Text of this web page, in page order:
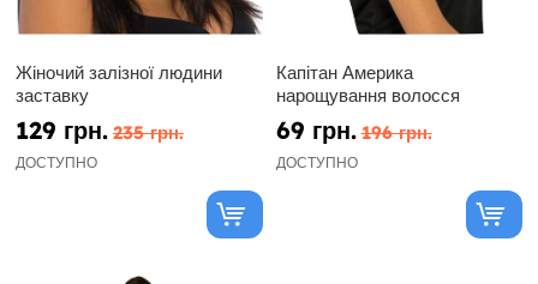
Жіночий залізної людини
заставку
129 грн. 235 грн.
ДОСТУПНО
Капітан Америка
нарощування волосся
69 грн. 196 грн.
ДОСТУПНО